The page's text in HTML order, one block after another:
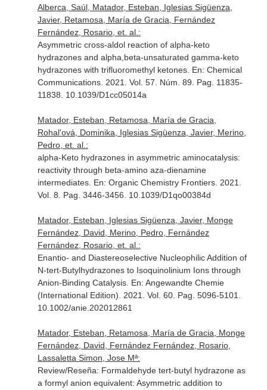
Alberca, Saúl, Matador, Esteban, Iglesias Sigüenza,
Javier, Retamosa, María de Gracia, Fernández
Fernández, Rosario, et. al.:
Asymmetric cross-aldol reaction of alpha-keto
hydrazones and alpha,beta-unsaturated gamma-keto
hydrazones with trifluoromethyl ketones. En: Chemical
Communications. 2021. Vol. 57. Núm. 89. Pag. 11835-
11838. 10.1039/D1cc05014a
Matador, Esteban, Retamosa, María de Gracia,
Rohal'ová, Dominika, Iglesias Sigüenza, Javier, Merino,
Pedro, et. al.:
alpha-Keto hydrazones in asymmetric aminocatalysis:
reactivity through beta-amino aza-dienamine
intermediates. En: Organic Chemistry Frontiers. 2021.
Vol. 8. Pag. 3446-3456. 10.1039/D1qo00384d
Matador, Esteban, Iglesias Sigüenza, Javier, Monge
Fernández, David, Merino, Pedro, Fernández
Fernández, Rosario, et. al.:
Enantio- and Diastereoselective Nucleophilic Addition of
N-tert-Butylhydrazones to Isoquinolinium Ions through
Anion-Binding Catalysis. En: Angewandte Chemie
(International Edition) . 2021. Vol. 60. Pag. 5096-5101.
10.1002/anie.202012861
Matador, Esteban, Retamosa, María de Gracia, Monge
Fernández, David, Fernández Fernández, Rosario,
Lassaletta Simon, Jose Mª:
Review/Reseña: Formaldehyde tert-butyl hydrazone as
a formyl anion equivalent: Asymmetric addition to